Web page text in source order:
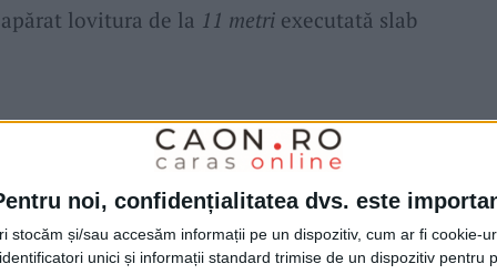
noi, confidențialitatea dvs. este
stocăm și/sau accesăm informații pe un dispozitiv, cum ar fi cookie-
unici și informații standard trimise de un dispozitiv pentru
lovitura de la 11 metriexecutată slab
din noul sezon al Ligii 2, echipa lui
de Farul în prima etapă. De partea
primul meci din această ediție de